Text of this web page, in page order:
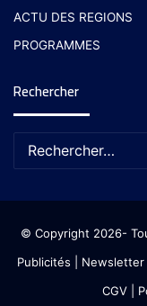
ACTU DES REGIONS
PROGRAMMES
Rechercher
© Copyright 2026-
Publicités
Newsletter|
CGV|